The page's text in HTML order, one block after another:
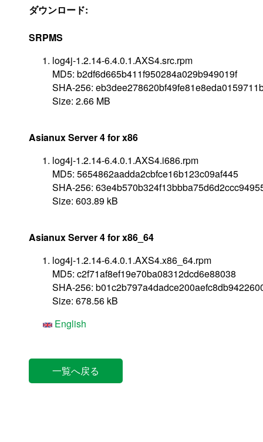
ダウンロード:
SRPMS
log4j-1.2.14-6.4.0.1.AXS4.src.rpm
MD5: b2df6d665b411f950284a029b949019f
SHA-256:
Size: 2.66 MB
Asianux Server 4 for x86
log4j-1.2.14-6.4.0.1.AXS4.i686.rpm
MD5: 5654862aadda2cbfce16b123c09af445
SHA-256:
Size: 603.89 kB
Asianux Server 4 for x86_64
log4j-1.2.14-6.4.0.1.AXS4.x86_64.rpm
MD5: c2f71af8ef19e70ba08312dcd6e88038
SHA-256:
Size: 678.56 kB
English
一覧へ戻る